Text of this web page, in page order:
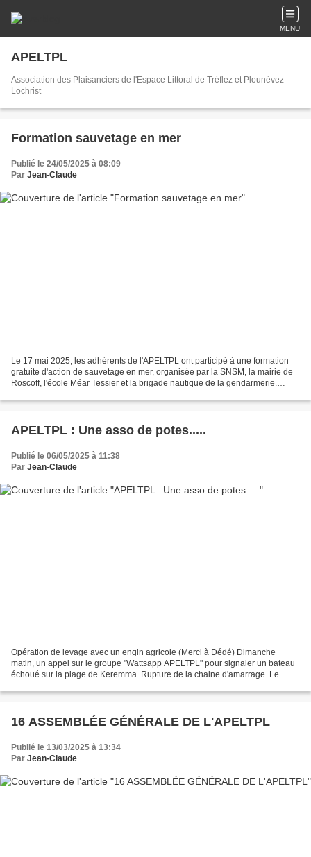
MENU
APELTPL
Association des Plaisanciers de l'Espace Littoral de Tréflez et Plounévez-
Lochrist
Formation sauvetage en mer
Publié le 24/05/2025 à 08:09
Par Jean-Claude
Le 17 mai 2025, les adhérents de l'APELTPL ont participé à une formation
gratuite d'action de sauvetage en mer, organisée par la SNSM, la mairie de
Roscoff, l'école Méar Tessier et la brigade nautique de la gendarmerie.
APELTPL : Une asso de potes.....
Publié le 06/05/2025 à 11:38
Par Jean-Claude
Opération de levage avec un engin agricole (Merci à Dédé) Dimanche
matin, un appel sur le groupe "Wattsapp APELTPL" pour signaler un bateau
échoué sur la plage de Keremma. Rupture de la chaine d'amarrage. Le
16 ASSEMBLÉE GÉNÉRALE DE L'APELTPL
Publié le 13/03/2025 à 13:34
Par Jean-Claude